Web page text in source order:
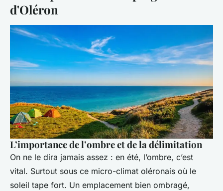
d'Oléron
L’importance de l’ombre et de la délimitation
On ne le dira jamais assez : en été, l’ombre, c’est
vital. Surtout sous ce micro-climat oléronais où le
soleil tape fort. Un emplacement bien ombragé,